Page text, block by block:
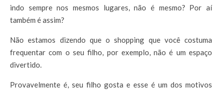
indo sempre nos mesmos lugares, não é mesmo? Por aí
também é assim?
Não estamos dizendo que o shopping que você costuma
frequentar com o seu filho, por exemplo, não é um espaço
divertido.
Provavelmente é, seu filho gosta e esse é um dos motivos